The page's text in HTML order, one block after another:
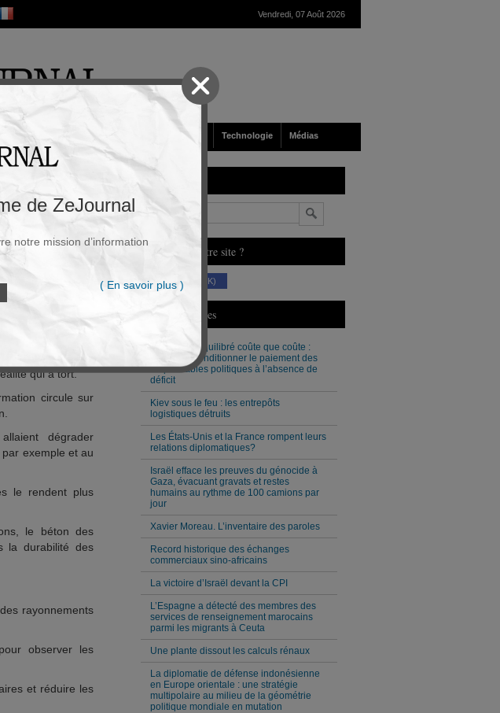
Vendredi, 07 Août 2026
Société Technologie Médias
se
à la newsletter
de nos
tout le monde
même
toujours raison.
qui a tort.
circule sur
dégrader
exemple et au
le rendent plus
le béton des
la durabilité des
rayonnements
observer les
et réduire les
Vous aimez notre site ?
(230 K)
Derniers Articles
Un budget équilibré coûte que coûte :
Milei veut conditionner le paiement des
responsables politiques à l’absence de
déficit
Kiev sous le feu : les entrepôts
logistiques détruits
Les États-Unis et la France rompent leurs
relations diplomatiques?
Israël efface les preuves du génocide à
Gaza, évacuant gravats et restes
humains au rythme de 100 camions par
jour
Xavier Moreau. L’inventaire des paroles
Record historique des échanges
commerciaux sino-africains
La victoire d’Israël devant la CPI
L’Espagne a détecté des membres des
services de renseignement marocains
parmi les migrants à Ceuta
Une plante dissout les calculs rénaux
La diplomatie de défense indonésienne
en Europe orientale : une stratégie
multipolaire au milieu de la géométrie
politique mondiale en mutation
de ZeJournal
notre mission d’information
( En savoir plus )